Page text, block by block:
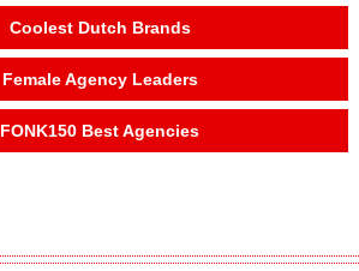
Coolest Dutch Brands
Female Agency Leaders
FONK150 Best Agencies